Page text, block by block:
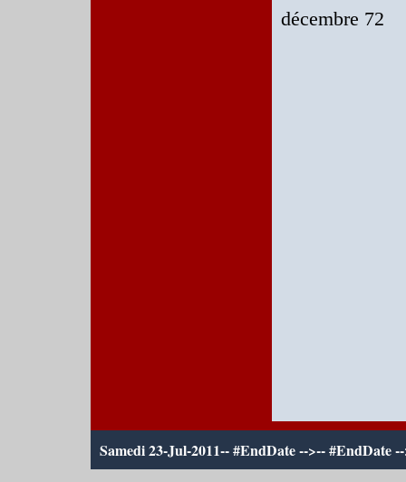
décembre 72
Samedi 23-Jul-2011-- #EndDate -->-- #EndDate